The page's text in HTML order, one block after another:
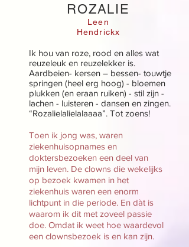
ROZALIE
Leen
Hendrickx
Ik hou van roze, rood en alles wat
reuzeleuk en reuzelekker is.
Aardbeien- kersen – bessen- touwtje
springen (heel erg hoog) - bloemen
plukken (en eraan ruiken) - stil zijn -
lachen - luisteren - dansen en zingen.
“Rozalielalielalaaaa”. Tot zoens!
Toen ik jong was, waren
ziekenhuisopnames en
doktersbezoeken een deel van
mijn leven. De clowns die wekelijks
op bezoek kwamen in het
ziekenhuis waren een enorm
lichtpunt in die periode. En dàt is
waarom ik dit met zoveel passie
doe. Omdat ik weet hoe waardevol
een clownsbezoek is en kan zijn.